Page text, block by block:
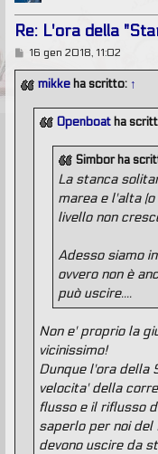
Re: L'ora della
M
s
s
16 gen 2018, 11:02
mikkeha scritto: ↑
Openboat ha
Simbor ha
La stanca
marea e l'alta
livello non
Adesso siamo
ovvero non è
può uscire....
Non e' proprio la
vicinissimo!
Dunque l'ora della
velocita' della
flusso e il riflusso
saperlo per noi
devono uscire da